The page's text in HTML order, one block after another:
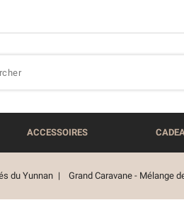
ACCESSOIRES
du Yunnan Grand Caravane - Mélange